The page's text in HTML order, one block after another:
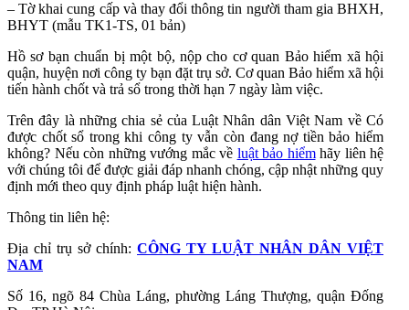
– Tờ khai cung cấp và thay đổi thông tin người tham gia BHXH,
BHYT (mẫu TK1-TS, 01 bản)
Hồ sơ bạn chuẩn bị một bộ, nộp cho cơ quan Bảo hiểm xã hội
quận, huyện nơi công ty bạn đặt trụ sở. Cơ quan Bảo hiểm xã hội
tiến hành chốt và trả sổ trong thời hạn 7 ngày làm việc.
Trên đây là những chia sẻ của Luật Nhân dân Việt Nam về Có
được chốt sổ trong khi công ty vẫn còn đang nợ tiền bảo hiểm
không? Nếu còn những vướng mắc về luật bảo hiểmhãy liên hệ
với chúng tôi để được giải đáp nhanh chóng, cập nhật những quy
định mới theo quy định pháp luật hiện hành.
Thông tin liên hệ:
Địa chỉ trụ sở chính: CÔNG TY LUẬT NHÂN DÂN VIỆT
NAM
Số 16, ngõ 84 Chùa Láng, phường Láng Thượng, quận Đống